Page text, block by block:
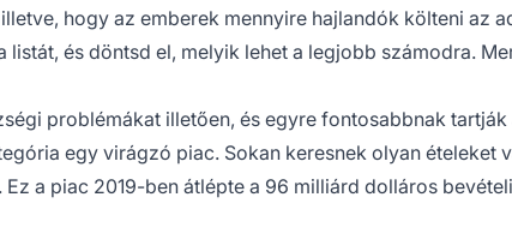
hogy az emberek mennyire hajlandók költeni az
és döntsd el, melyik lehet a legjobb számodra.
problémákat illetően, és egyre fontosabbnak tartják
egy virágzó piac. Sokan keresnek olyan ételeket
a piac 2019-ben átlépte a 96 milliárd dolláros